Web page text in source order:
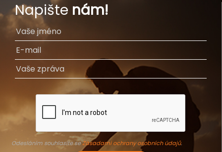
Napište nám!
Odesláním souhlasíte seZásadami ochrany osobních údajů.